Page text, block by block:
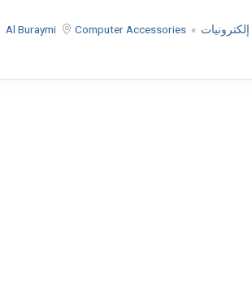
إلكترونيات »
Computer Accessories
Al Buraymi